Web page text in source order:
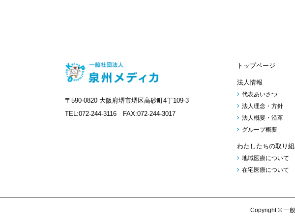
〒590-0820 大阪府堺市堺区高砂町4丁109-3
TEL:072-244-3116 FAX:072-244-3017
トップページ
法人情報
代表あいさつ
法人理念・方針
法人概要・沿革
グループ概要
わたしたちの取り
地域医療について
在宅医療について
Copyright © 一